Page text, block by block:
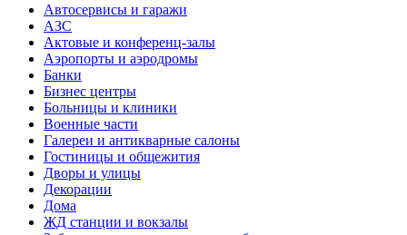
Автосервисы и гаражи
АЗС
Актовые и конференц-залы
Аэропорты и аэродромы
Банки
Бизнес центры
Больницы и клиники
Военные части
Галереи и антикварные салоны
Гостиницы и общежития
Дворы и улицы
Декорации
Дома
ЖД станции и вокзалы